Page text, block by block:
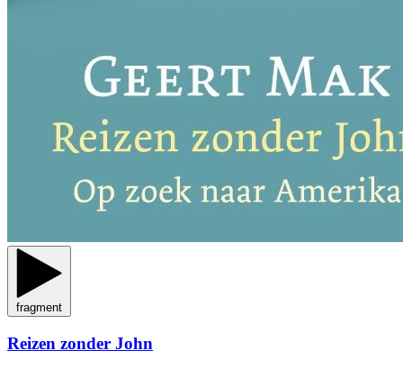
fragment
Reizen zonder John